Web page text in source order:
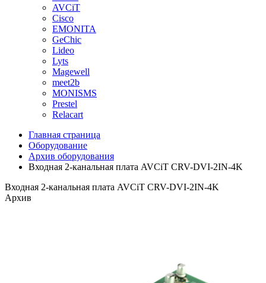
AVCiT
Cisco
EMONITA
GeChic
Lideo
Lyts
Magewell
meet2b
MONISMS
Prestel
Relacart
Главная страница
Оборудование
Архив оборудования
Входная 2-канальная плата AVCiT CRV-DVI-2IN-4K
Входная 2-канальная плата AVCiT CRV-DVI-2IN-4K
Архив